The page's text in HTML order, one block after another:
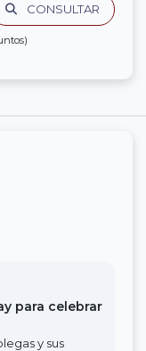
CONSULTAR
para celebrar
y sus